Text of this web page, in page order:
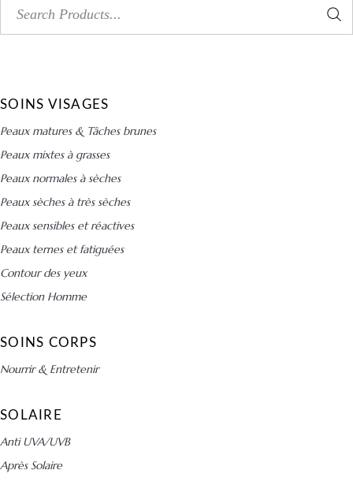
for:
SOINS VISAGES
Peaux matures & Tâches brunes
Peaux mixtes à grasses
Peaux normales à sèches
Peaux sèches à très sèches
Peaux sensibles et réactives
Peaux ternes et fatiguées
Contour des yeux
Sélection Homme
SOINS CORPS
Nourrir & Entretenir
SOLAIRE
Anti UVA/UVB
Après Solaire